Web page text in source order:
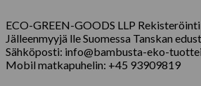
ECO-GREEN-GOODS LLP
Jälleenmyyjä lle Suomessa Tanskan
Sähköposti: info@bambusta-eko-
Mobil matkapuhelin: +45 93909819